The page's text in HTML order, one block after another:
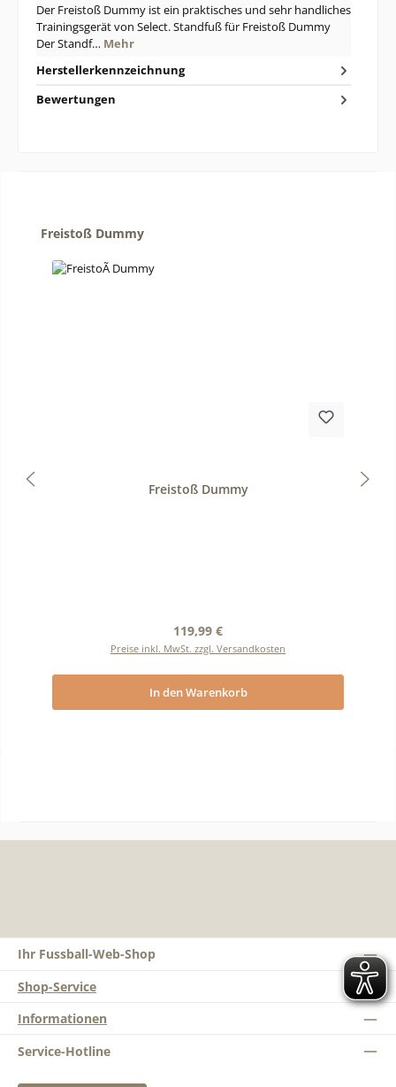
Der Freistoß Dummy ist ein praktisches und sehr handliches
Trainingsgerät von Select. Standfuß für Freistoß Dummy
Der Standf… Mehr
Herstellerkennzeichnung
Bewertungen
Produktgalerie überspringen
Freistoß Dummy
Freistoß Dummy
Regulärer Preis:
119,99 €
Preise inkl. MwSt. zzgl. Versandkosten
In den Warenkorb
Ihr Fussball-Web-Shop
Shop-Service
Informationen
Service-Hotline